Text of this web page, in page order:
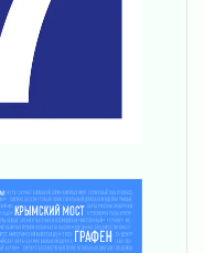
полностью
на 31 июля
района
на
для
Выборге